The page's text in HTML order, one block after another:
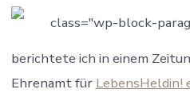
class="wp-block-
berichtete ich in einem
Ehrenamt für LebensHeldin!